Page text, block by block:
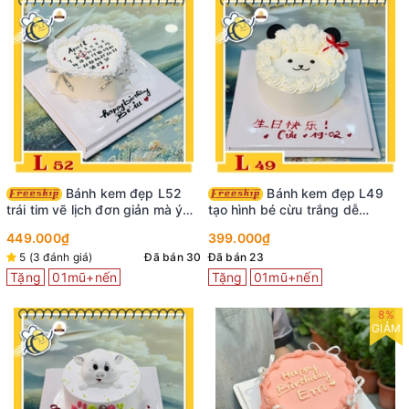
Bánh kem đẹp L52
trái tim vẽ lịch đơn giản mà ý
449.000₫
5 (3 đánh giá) Đã bán 30
Tặng 01mũ+nến
tạo hình bé cừu trắng dễ
399.000₫
Đã bán 23
Tặng 01mũ+nến
8%
GIẢM